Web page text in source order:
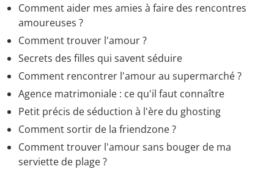
Comment aider mes amies à faire des rencontres
amoureuses ?
Comment trouver l'amour ?
Secrets des filles qui savent séduire
Comment rencontrer l'amour au supermarché ?
Agence matrimoniale : ce qu'il faut connaître
Petit précis de séduction à l'ère du ghosting
Comment sortir de la friendzone ?
Comment trouver l'amour sans bouger de ma
serviette de plage ?